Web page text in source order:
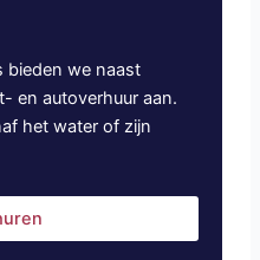
bieden we naast
en autoverhuur aan.
het water of zijn